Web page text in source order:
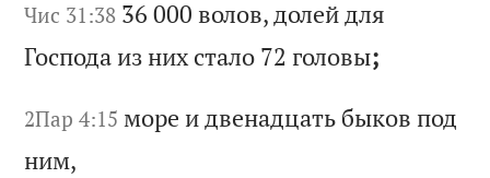
Чис 31:38 36 000 волов,долейдля
Господа из нихстало 72 головы;
2Пар 4:15 море идвенадцать быков под
ним,